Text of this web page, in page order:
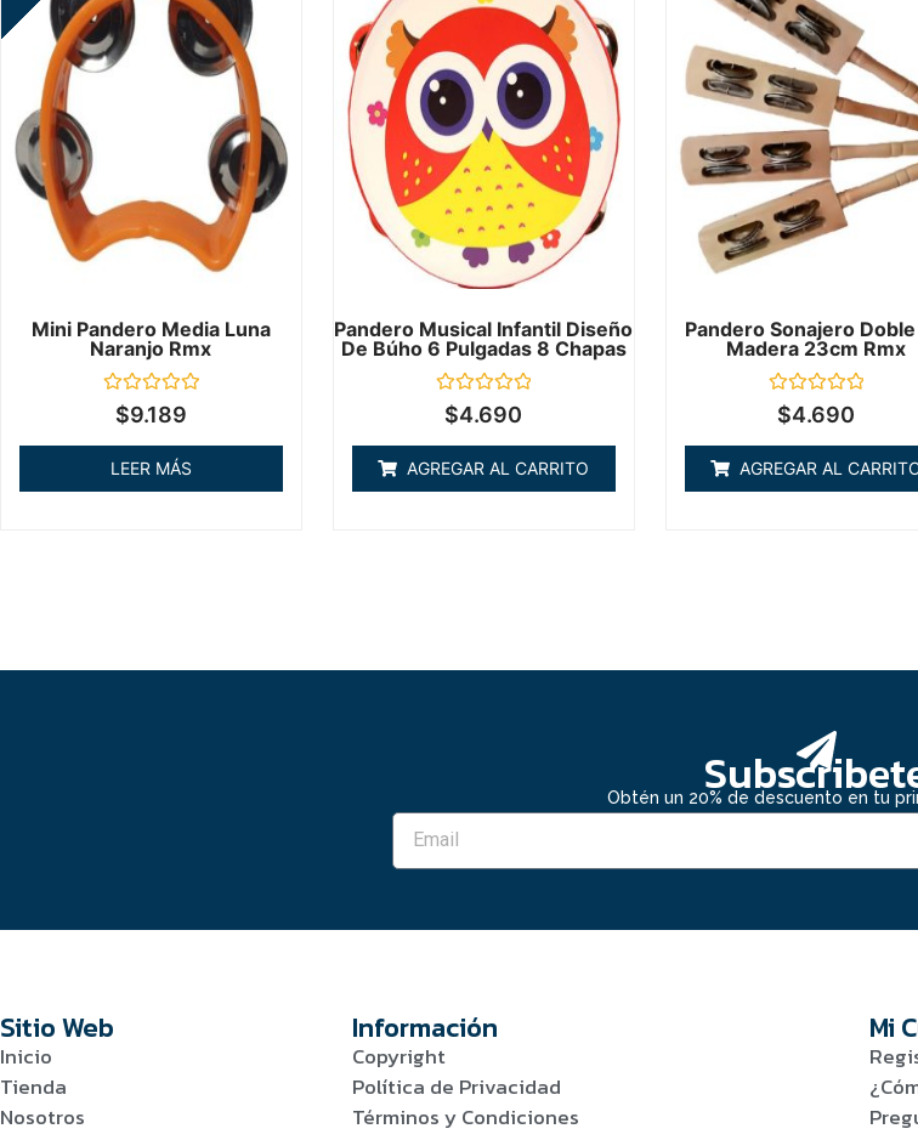
Mini Pandero Media Luna
Naranjo Rmx
Valorado
en
de
5
$9.189
LEER MÁS
Pandero Musical Infantil Diseño
De Búho 6 Pulgadas 8 Chapas
Valorado
en
de
5
$4.690
AGREGAR AL CARRITO
Pandero Sonajero
Madera 23cm Rmx
Valorado
en
de
5
$4.690
AGREGAR AL
Obtén un 20% de descuento en tu
Sitio Web
Inicio
Tienda
Nosotros
Información
Copyright
Política de Privacidad
Términos y Condiciones
Mi